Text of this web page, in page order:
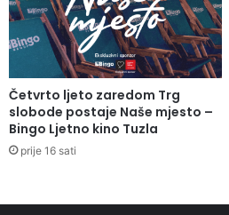
Četvrto ljeto zaredom Trg
slobode postaje Naše mjesto –
Bingo Ljetno kino Tuzla
prije 16 sati